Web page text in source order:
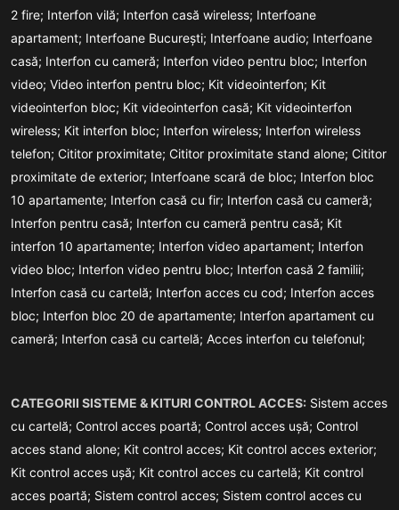
2 fire; Interfon vilă; Interfon casă wireless; Interfoane
apartament; Interfoane București; Interfoane audio; Interfoane
casă; Interfon cu cameră; Interfon video pentru bloc; Interfon
video; Video interfon pentru bloc; Kit videointerfon; Kit
videointerfon bloc; Kit videointerfon casă; Kit videointerfon
wireless; Kit interfon bloc; Interfon wireless; Interfon wireless
telefon; Cititor proximitate; Cititor proximitate stand alone; Cititor
proximitate de exterior; Interfoane scară de bloc; Interfon bloc
10 apartamente; Interfon casă cu fir; Interfon casă cu cameră;
Interfon pentru casă; Interfon cu cameră pentru casă; Kit
interfon 10 apartamente; Interfon video apartament; Interfon
video bloc; Interfon video pentru bloc; Interfon casă 2 familii;
Interfon casă cu cartelă; Interfon acces cu cod; Interfon acces
bloc; Interfon bloc 20 de apartamente; Interfon apartament cu
cameră; Interfon casă cu cartelă; Acces interfon cu telefonul;
CATEGORII SISTEME & KITURI CONTROL ACCES: Sistem acces
cu cartelă; Control acces poartă; Control acces ușă; Control
acces stand alone; Kit control acces; Kit control acces exterior;
Kit control acces ușă; Kit control acces cu cartelă; Kit control
acces poartă; Sistem control acces; Sistem control acces cu